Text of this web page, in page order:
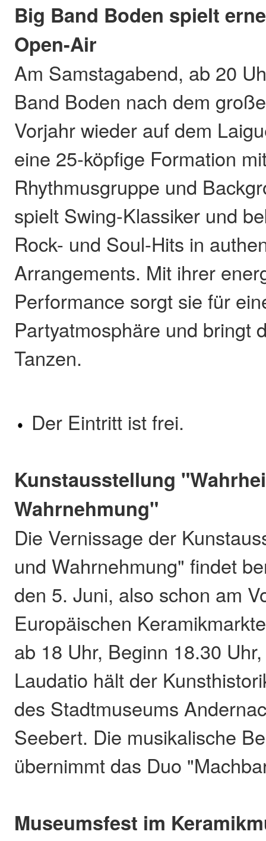
Big Band Boden spielt
Open-Air
Am Samstagabend, ab 20
Band Boden nach dem
Vorjahr wieder auf dem
eine 25-köpfige Formation
Rhythmusgruppe und
spielt Swing-Klassiker und
Rock- und Soul-Hits in
Arrangements. Mit ihrer
Performance sorgt sie für
Partyatmosphäre und bringt
Tanzen.
Der Eintritt ist frei.
Kunstausstellung
Wahrnehmung"
Die Vernissage der
und Wahrnehmung" findet
den 5. Juni, also schon am
Europäischen
ab 18 Uhr, Beginn 18.30
Laudatio hält der
des Stadtmuseums
Seebert. Die musikalische
übernimmt das Duo
Museumsfest im